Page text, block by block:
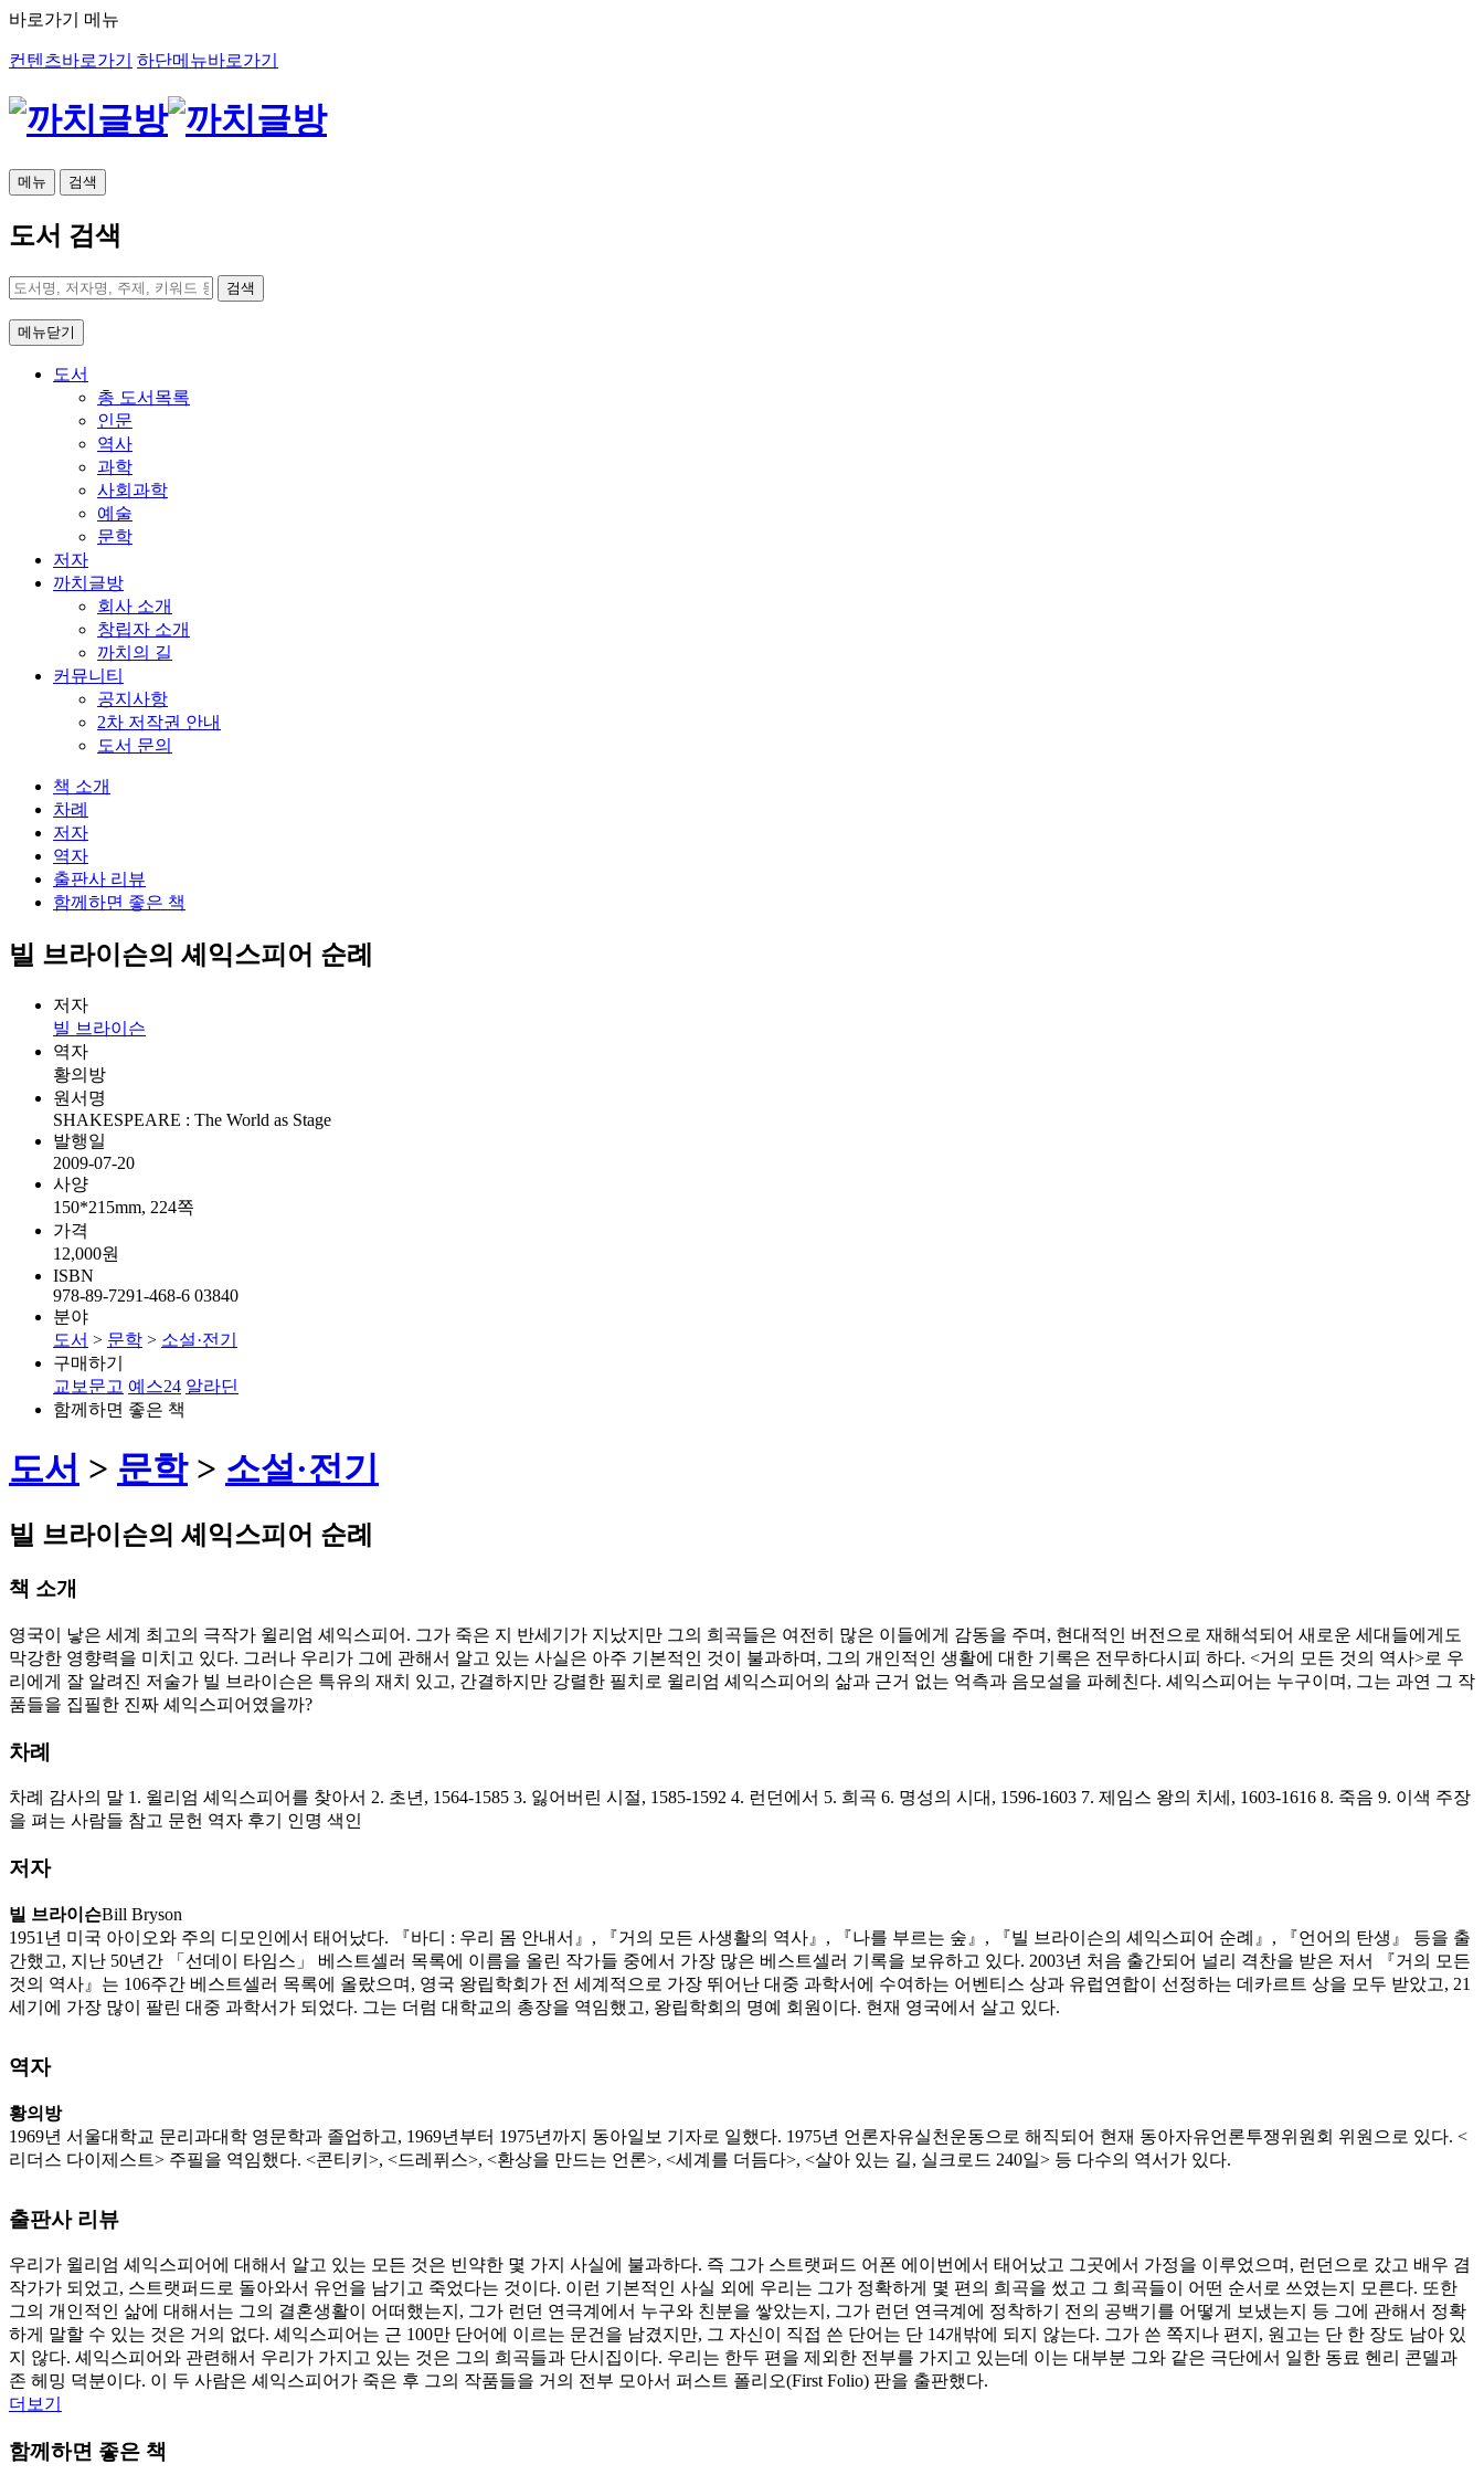
바로가기 메뉴
컨텐츠바로가기 하단메뉴바로가기
메뉴 검색
도서 검색
검색
메뉴닫기
도서
총 도서목록
인문
역사
과학
사회과학
예술
문학
저자
까치글방
회사 소개
창립자 소개
까치의 길
커뮤니티
공지사항
2차 저작권 안내
도서 문의
책 소개
차례
저자
역자
출판사 리뷰
함께하면 좋은 책
빌 브라이슨의 셰익스피어 순례
저자
빌 브라이슨
역자
황의방
원서명
SHAKESPEARE : The World as Stage
발행일
2009-07-20
사양
150*215mm, 224쪽
가격
12,000원
ISBN
978-89-7291-468-6 03840
분야
도서 > 문학 > 소설·전기
구매하기
교보문고 예스24 알라딘
함께하면 좋은 책
도서 > 문학> 소설·전기
빌 브라이슨의 셰익스피어 순례
책 소개
영국이 낳은 세계 최고의 극작가 윌리엄 셰익스피어. 그가 죽은 지 반세기가 지났지만 그의 희곡들은 여전히 많은 이들에게 감동을 주며, 현대적인 버전으로 재해석되어 새로운 세대들에게도
막강한 영향력을 미치고 있다. 그러나 우리가 그에 관해서 알고 있는 사실은 아주 기본적인 것이 불과하며, 그의 개인적인 생활에 대한 기록은 전무하다시피 하다. <거의 모든 것의 역사>로 우
리에게 잘 알려진 저술가 빌 브라이슨은 특유의 재치 있고, 간결하지만 강렬한 필치로 윌리엄 셰익스피어의 삶과 근거 없는 억측과 음모설을 파헤친다. 셰익스피어는 누구이며, 그는 과연 그 작
품들을 집필한 진짜 셰익스피어였을까?
차례
차례 감사의 말 1. 윌리엄 셰익스피어를 찾아서 2. 초년, 1564-1585 3. 잃어버린 시절, 1585-1592 4. 런던에서 5. 희곡 6. 명성의 시대, 1596-1603 7. 제임스 왕의 치세, 1603-1616 8. 죽음 9. 이색 주장
을 펴는 사람들 참고 문헌 역자 후기 인명 색인
저자
빌 브라이슨Bill Bryson
1951년 미국 아이오와 주의 디모인에서 태어났다. 『바디 : 우리 몸 안내서』, 『거의 모든 사생활의 역사』, 『나를 부르는 숲』, 『빌 브라이슨의 셰익스피어 순례』, 『언어의 탄생』 등을 출
간했고, 지난 50년간 「선데이 타임스」 베스트셀러 목록에 이름을 올린 작가들 중에서 가장 많은 베스트셀러 기록을 보유하고 있다. 2003년 처음 출간되어 널리 격찬을 받은 저서 『거의 모든
것의 역사』는 106주간 베스트셀러 목록에 올랐으며, 영국 왕립학회가 전 세계적으로 가장 뛰어난 대중 과학서에 수여하는 어벤티스 상과 유럽연합이 선정하는 데카르트 상을 모두 받았고, 21
세기에 가장 많이 팔린 대중 과학서가 되었다. 그는 더럼 대학교의 총장을 역임했고, 왕립학회의 명예 회원이다. 현재 영국에서 살고 있다.
역자
황의방
1969년 서울대학교 문리과대학 영문학과 졸업하고, 1969년부터 1975년까지 동아일보 기자로 일했다. 1975년 언론자유실천운동으로 해직되어 현재 동아자유언론투쟁위원회 위원으로 있다. <
리더스 다이제스트> 주필을 역임했다. <콘티키>, <드레퓌스>, <환상을 만드는 언론>, <세계를 더듬다>, <살아 있는 길, 실크로드 240일> 등 다수의 역서가 있다.
출판사 리뷰
우리가 윌리엄 셰익스피어에 대해서 알고 있는 모든 것은 빈약한 몇 가지 사실에 불과하다. 즉 그가 스트랫퍼드 어폰 에이번에서 태어났고 그곳에서 가정을 이루었으며, 런던으로 갔고 배우 겸
작가가 되었고, 스트랫퍼드로 돌아와서 유언을 남기고 죽었다는 것이다. 이런 기본적인 사실 외에 우리는 그가 정확하게 몇 편의 희곡을 썼고 그 희곡들이 어떤 순서로 쓰였는지 모른다. 또한
그의 개인적인 삶에 대해서는 그의 결혼생활이 어떠했는지, 그가 런던 연극계에서 누구와 친분을 쌓았는지, 그가 런던 연극계에 정착하기 전의 공백기를 어떻게 보냈는지 등 그에 관해서 정확
하게 말할 수 있는 것은 거의 없다. 셰익스피어는 근 100만 단어에 이르는 문건을 남겼지만, 그 자신이 직접 쓴 단어는 단 14개밖에 되지 않는다. 그가 쓴 쪽지나 편지, 원고는 단 한 장도 남아 있
지 않다. 셰익스피어와 관련해서 우리가 가지고 있는 것은 그의 희곡들과 단시집이다. 우리는 한두 편을 제외한 전부를 가지고 있는데 이는 대부분 그와 같은 극단에서 일한 동료 헨리 콘델과
존 헤밍 덕분이다. 이 두 사람은 셰익스피어가 죽은 후 그의 작품들을 거의 전부 모아서 퍼스트 폴리오(First Folio) 판을 출판했다.
더보기
함께하면 좋은 책